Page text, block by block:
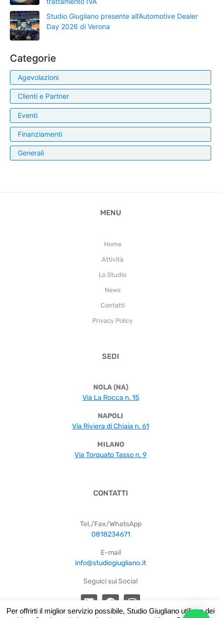
Studio Giugliano presente all’Automotive Dealer
Day 2026 di Verona
Categorie
Agevolazioni
Clienti e Partner
Eventi
Finanziamenti
Generali
MENU
Home
Attività
Lo Studio
News
Contatti
Privacy Policy
SEDI
NOLA (NA)
Via La Rocca n. 15
NAPOLI
Via Riviera di Chiaia n. 61
MILANO
Via Torquato Tasso n. 9
CONTATTI
Tel./Fax/WhatsApp
0818234671
E-mail
info@studiogiugliano.it
Seguici sui Social
Per offrirti il miglior servizio possibile, Studio Giugliano utilizza dei